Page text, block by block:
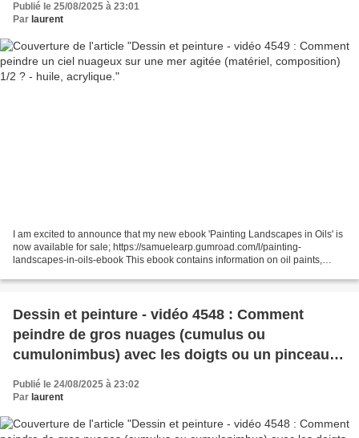
Publié le 25/08/2025 à 23:01
Par laurent
I am excited to announce that my new ebook 'Painting Landscapes in Oils' is
now available for sale; https://samuelearp.gumroad.com/l/painting-
landscapes-in-oils-ebook This ebook contains information on oil paints,
Dessin et peinture - vidéo 4548 : Comment
peindre de gros nuages (cumulus ou
cumulonimbus) avec les doigts ou un pinceau
Publié le 24/08/2025 à 23:02
Par laurent